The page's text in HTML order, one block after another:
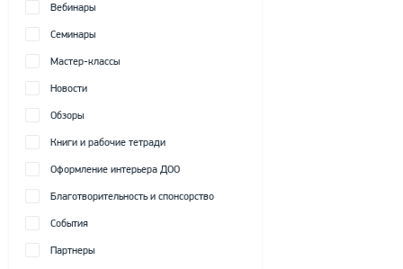
Вебинары
Семинары
Мастер-классы
Новости
Обзоры
Книги и рабочие тетради
Оформление интерьера ДОО
Благотворительность и спонсорство
События
Партнеры